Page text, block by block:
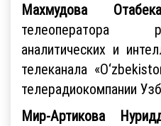
Махмудова
телеоператора
аналитических и
телеканала
телерадиокомпании
Мир-Артикова